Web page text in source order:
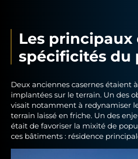
Les
spécificités du
Deux anciennes casernes étaient
implantées sur le terrain. Un des
visait notamment à redynamiser
terrain laissé en friche. Un des
était de favoriser la mixité de
ces bâtiments : résidence